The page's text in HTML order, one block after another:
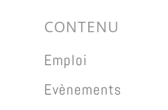
CONTENU
Emploi
Evènements